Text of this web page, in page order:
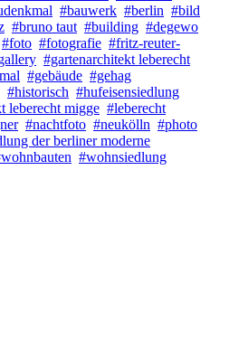
#bauwerk #berlin #bild
#bruno taut #building #degewo
#foto #fotografie #fritz-reuter-
#gartenarchitekt leberecht
#gebäude #gehag
#historisch #hufeisensiedlung
leberecht migge #leberecht
#nachtfoto #neukölln #photo
der berliner moderne
#wohnsiedlung